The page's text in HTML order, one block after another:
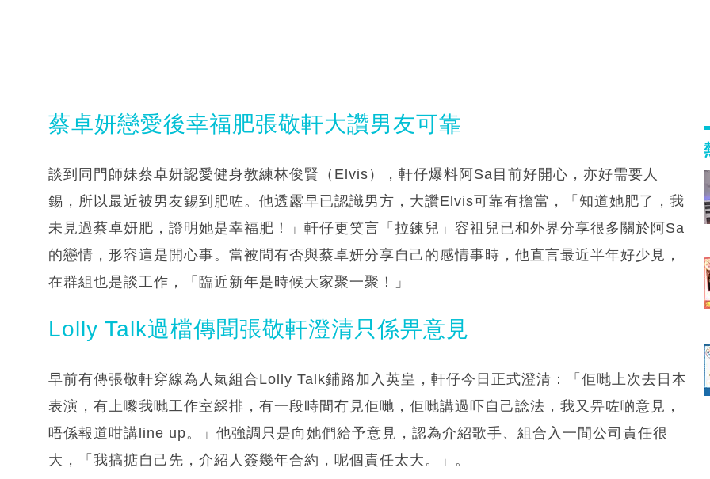
蔡卓妍戀愛後幸福肥張敬軒大讚男友可靠
談到同門師妹蔡卓妍認愛健身教練林俊賢（Elvis），軒仔爆料阿Sa目前好開心，亦好需要人
錫，所以最近被男友錫到肥咗。他透露早已認識男方，大讚Elvis可靠有擔當，「知道她肥了，我
未見過蔡卓妍肥，證明她是幸福肥！」軒仔更笑言「拉鍊兒」容祖兒已和外界分享很多關於阿Sa
的戀情，形容這是開心事。當被問有否與蔡卓妍分享自己的感情事時，他直言最近半年好少見，
在群組也是談工作，「臨近新年是時候大家聚一聚！」
Lolly Talk過檔傳聞張敬軒澄清只係畀意見
早前有傳張敬軒穿線為人氣組合Lolly Talk鋪路加入英皇，軒仔今日正式澄清：「佢哋上次去日本
表演，有上嚟我哋工作室綵排，有一段時間冇見佢哋，佢哋講過吓自己諗法，我又畀咗啲意見，
唔係報道咁講line up。」他強調只是向她們給予意見，認為介紹歌手、組合入一間公司責任很
大，「我搞掂自己先，介紹人簽幾年合約，呢個責任太大。」。